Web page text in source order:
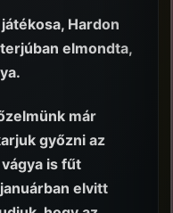
Hardon
elmondta,
már
győzni az
is fűt
elvitt